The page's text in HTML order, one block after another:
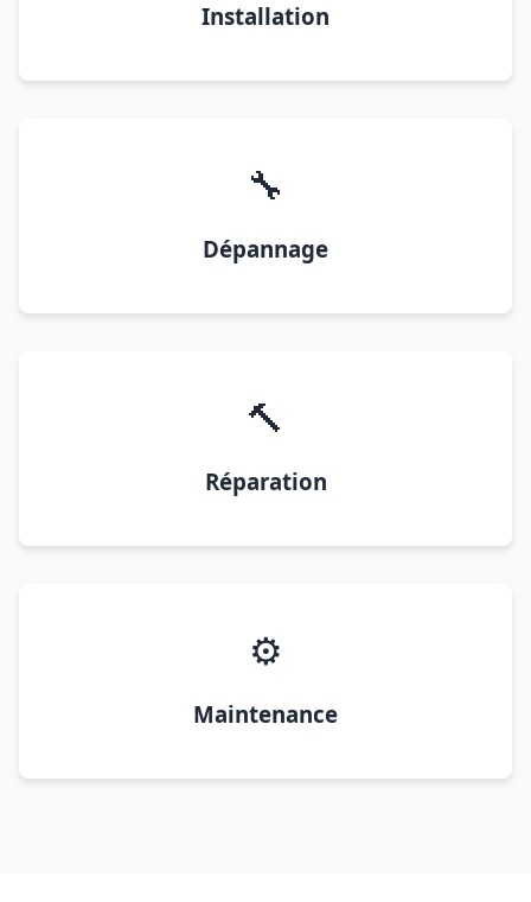
Installation
🔧
Dépannage
🔨
Réparation
⚙️
Maintenance